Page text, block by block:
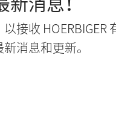
接收 HOERBIGER
消息和更新。